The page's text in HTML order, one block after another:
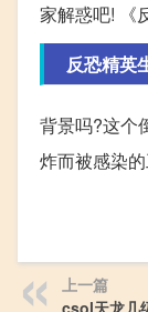
家解惑吧! 《
反恐精英
背景吗?这个
炸而被感染的
上一篇